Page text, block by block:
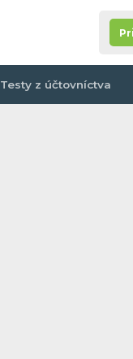
Testy z účtovníctva